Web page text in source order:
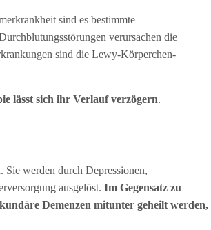
sind es bestimmte
verursachen die
sind die Lewy-Körperchen-
lässt sich ihr Verlauf verzögern.
Sie werden durch Depressionen,
ausgelöst. Im Gegensatz zu
Demenzen mitunter geheilt werden,